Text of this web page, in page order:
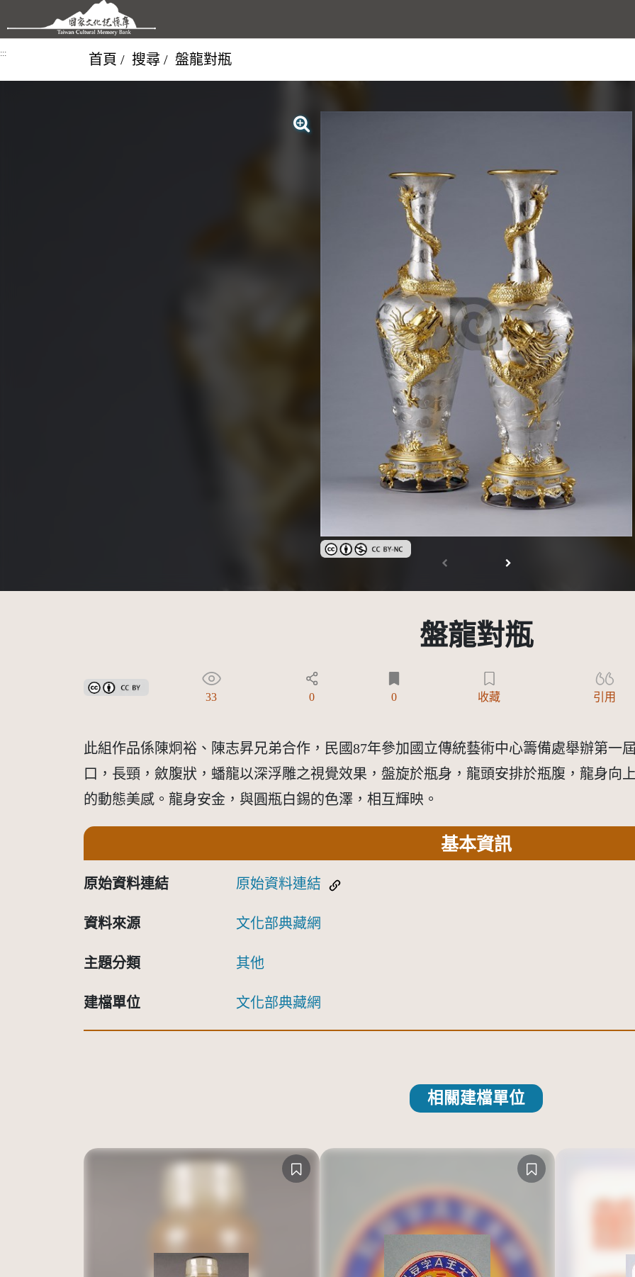
跳到主要內容區塊
::: 首頁 搜尋 盤龍對瓶
創用CC姓名標示-非商業性 3.0 台灣及其後版本(CC BY-NC 3.0 TW +)
盤龍對瓶
創用CC姓名標示 3.0 台灣及其後版本(CC BY 3.0 TW +)
33 0 0 收藏 引用
此組作品係陳炯裕、陳志昇兄弟合作，民國87年參加國立傳統藝術中心籌備處舉辦第一
口，長頸，斂腹狀，蟠龍以深浮雕之視覺效果，盤旋於瓶身，龍頭安排於瓶腹，龍身向
的動態美感。龍身安金，與圓瓶白錫的色澤，相互輝映。
基本資訊
原始資料連結 原始資料連結
資料來源 文化部典藏網
主題分類 其他
建檔單位 文化部典藏網
相關建檔單位